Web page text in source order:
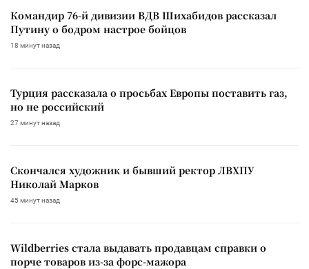
Командир 76-й дивизии ВДВ Шихабидов рассказал
Путину о бодром настрое бойцов
18 минут назад
Турция рассказала о просьбах Европы поставить газ,
но не российский
27 минут назад
Скончался художник и бывший ректор ЛВХПУ
Николай Марков
45 минут назад
Wildberries стала выдавать продавцам справки о
порче товаров из-за форс-мажора